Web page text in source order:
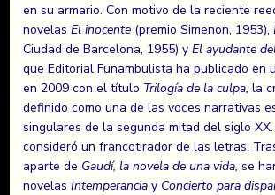
en su armario. Con motivo de la reciente
novelas El inocente (premio Simenon, 1953),
Ciudad de Barcelona, 1955) y El ayudante
que Editorial Funambulista ha publicado en
en 2009 con el título Trilogía de la culpa, la
definido como una de las voces narrativas
singulares de la segunda mitad del siglo XX.
consideró un francotirador de las letras.
aparte de Gaudí, la novela de una vida, se
novelas Intemperancia y Concierto para